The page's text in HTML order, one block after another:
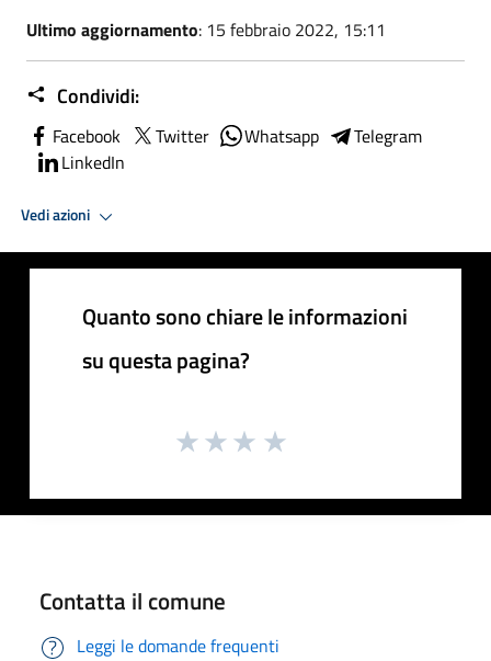
Ultimo aggiornamento: 15 febbraio 2022, 15:11
Condividi:
Facebook Twitter Whatsapp
Telegram
LinkedIn
Vedi azioni
Quanto sono chiare le informazioni
su questa pagina?
Contatta il comune
Leggi le domande frequenti